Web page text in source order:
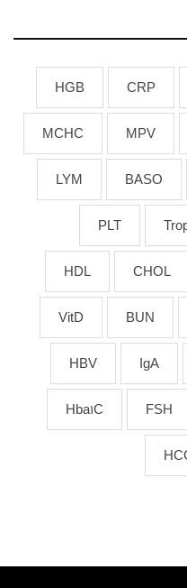
CRP
HGB
MPV
MCHC
BASO
LYM
PLT
CHOL
HDL
BUN
VitD
IgA
HBV
FSH
Hba1C